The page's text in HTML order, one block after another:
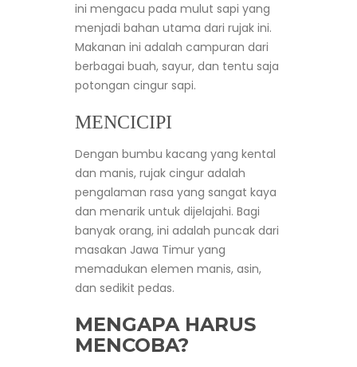
ini mengacu pada mulut sapi yang
menjadi bahan utama dari rujak ini.
Makanan ini adalah campuran dari
berbagai buah, sayur, dan tentu saja
potongan cingur sapi.
MENCICIPI
Dengan bumbu kacang yang kental
dan manis, rujak cingur adalah
pengalaman rasa yang sangat kaya
dan menarik untuk dijelajahi. Bagi
banyak orang, ini adalah puncak dari
masakan Jawa Timur yang
memadukan elemen manis, asin,
dan sedikit pedas.
MENGAPA HARUS
MENCOBA?